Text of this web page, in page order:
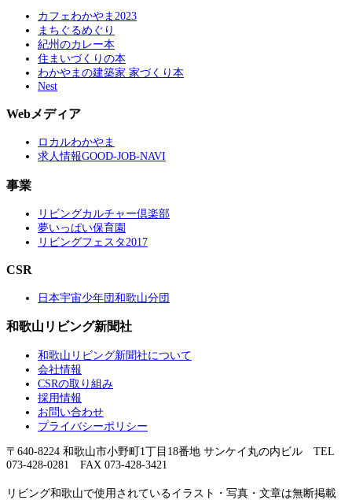
カフェわかやま2023
まちぐるめぐり
紀州のカレー本
住まいづくりの本
わかやまの建築家 家づくり本
Nest
Webメディア
ロカルわかやま
求人情報GOOD-JOB-NAVI
事業
リビングカルチャー倶楽部
夢いっぱい保育園
リビングフェスタ2017
CSR
日本宇宙少年団和歌山分団
和歌山リビング新聞社
和歌山リビング新聞社について
会社情報
CSRの取り組み
採用情報
お問い合わせ
プライバシーポリシー
〒640-8224 和歌山市小野町1丁目18番地 サンケイ丸の内ビル TEL
073-428-0281 FAX 073-428-3421
リビング和歌山で使用されているイラスト・写真・文章は無断掲載